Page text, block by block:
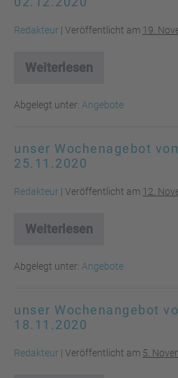
Redakteur | Veröffentlicht am 19.
Weiterlesen
unser
vom
26.11
Abgelegt unter: Angebote
unser Wochenagebot
25.11.2020
Redakteur | Veröffentlicht am 12.
Weiterlesen
unser
vom
19.11
Abgelegt unter: Angebote
unser Wochenangebot
18.11.2020
Redakteur | Veröffentlicht am 5.